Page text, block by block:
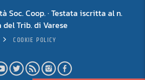
Soc. Coop. · Testata iscritta al n.
Trib. di Varese
COOKIE POLICY